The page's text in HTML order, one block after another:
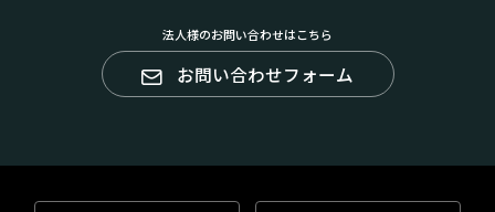
法人様のお問い合わせはこちら
お問い合わせフォーム